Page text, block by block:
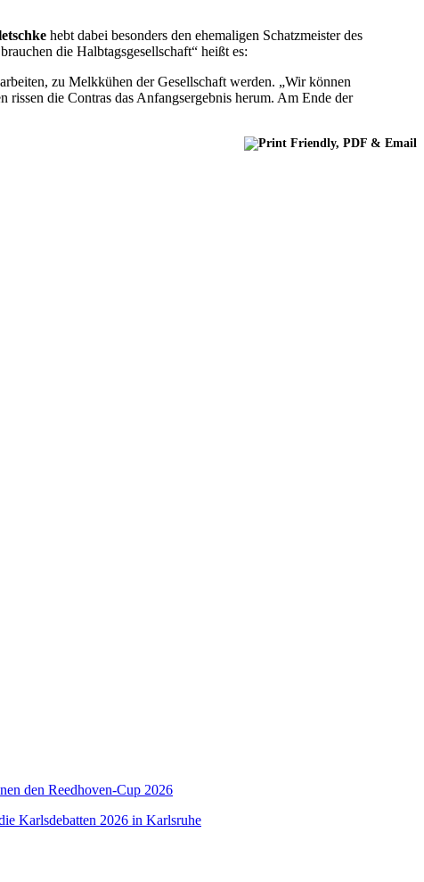
hebt dabei besonders den ehemaligen Schatzmeister des
die Halbtagsgesellschaft“ heißt es:
zu Melkkühen der Gesellschaft werden. „Wir können
die Contras das Anfangsergebnis herum. Am Ende der
den Reedhoven-Cup 2026
Karlsdebatten 2026 in Karlsruhe